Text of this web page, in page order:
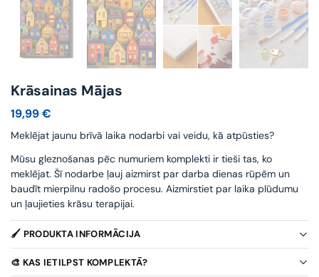
Krāsainas Mājas
19,99€
Meklējat jaunu brīvā laika nodarbi vai veidu, kā atpūsties?
Mūsu gleznošanas pēc numuriem komplekti ir tieši tas, ko
meklējat. Šī nodarbe ļauj aizmirst par darba dienas rūpēm un
baudīt mierpilnu radošo procesu. Aizmirstiet par laika plūdumu
un ļaujieties krāsu terapijai.
🖌️ PRODUKTA INFORMĀCIJA
🎨 KAS IETILPST KOMPLEKTĀ?